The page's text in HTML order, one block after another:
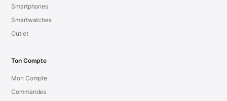
Smartphones
Smartwatches
Outlet
Ton Compte
Mon Compte
Commandes